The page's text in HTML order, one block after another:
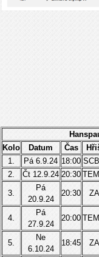
Kolo
Datum Čas
1.
Pá 6.9.24 18:00
2.
Čt 12.9.24 20:30
3.
Pá
20.9.24
20:30
4.
Pá
27.9.24
20:00
5.
Ne
6.10.24
18:45